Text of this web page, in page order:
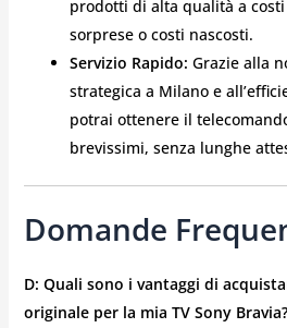
prodotti di alta qualità a costi
sorprese o costi nascosti.
Servizio Rapido: Grazie alla
strategica a Milano e
potrai ottenere il
brevissimi, senza lunghe
Domande
D: Quali sono i vantaggi di
originale per la mia TV Sony Bravia?